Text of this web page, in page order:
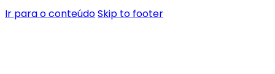
Ir para o conteúdoSkip to footer